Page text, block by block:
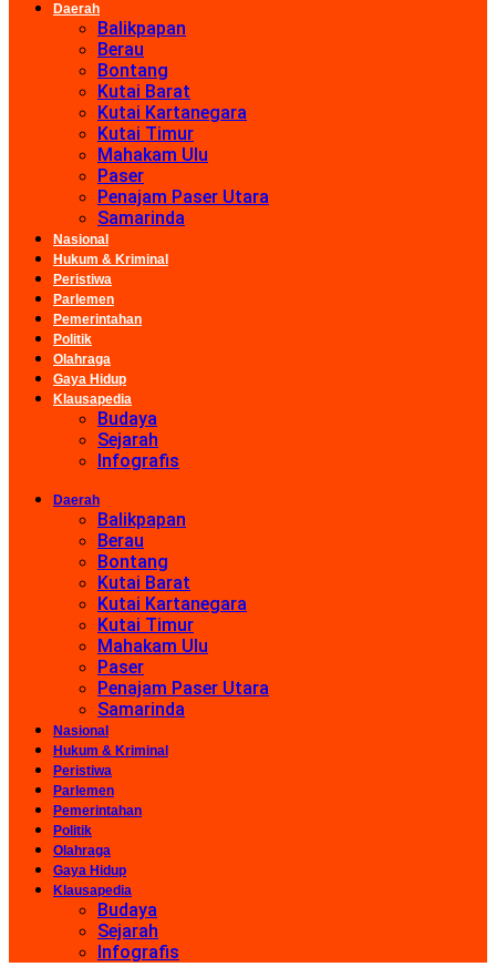
Daerah
Balikpapan
Berau
Bontang
Kutai Barat
Kutai Kartanegara
Kutai Timur
Mahakam Ulu
Paser
Penajam Paser Utara
Samarinda
Nasional
Hukum & Kriminal
Peristiwa
Parlemen
Pemerintahan
Politik
Olahraga
Gaya Hidup
Klausapedia
Budaya
Sejarah
Infografis
Daerah
Balikpapan
Berau
Bontang
Kutai Barat
Kutai Kartanegara
Kutai Timur
Mahakam Ulu
Paser
Penajam Paser Utara
Samarinda
Nasional
Hukum & Kriminal
Peristiwa
Parlemen
Pemerintahan
Politik
Olahraga
Gaya Hidup
Klausapedia
Budaya
Sejarah
Infografis